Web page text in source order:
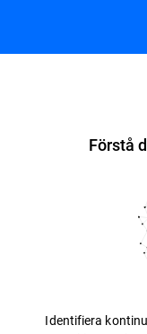
Förstå
Identifiera